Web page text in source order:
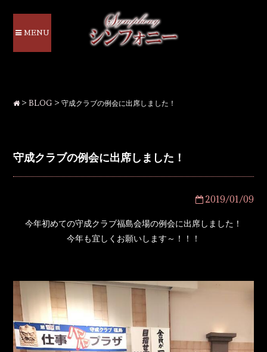
MENU
> BLOG >守成クラブの例会に出席しました！
守成クラブの例会に出席しました！
2019/01/09
今年初めての守成クラブ福島会場の例会に出席しました！
今年も宜しくお願いします～！！！